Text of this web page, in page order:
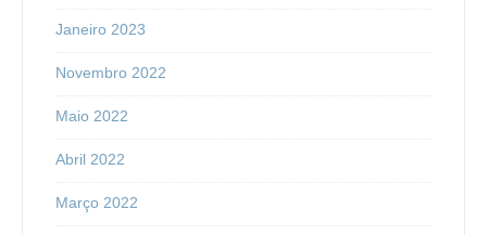
Janeiro 2023
Novembro 2022
Maio 2022
Abril 2022
Março 2022